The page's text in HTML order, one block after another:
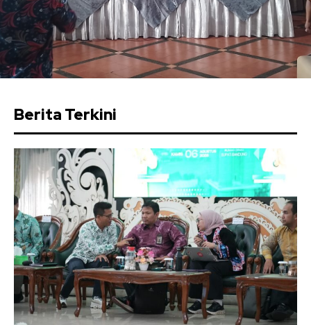
Berita Terkini